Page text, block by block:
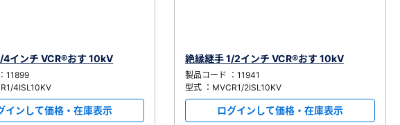
4インチ VCR®おす 10kV
11899
4ISL10KV
インして価格・在庫表示
絶縁継手 1/2インチ VCR®おす 10kV
製品コード ：11941
型式 ：MVCR1/2ISL10KV
ログインして価格・在庫表示